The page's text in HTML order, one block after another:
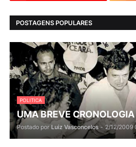
POSTAGENS POPULARES
POLITICA
UMA BREVE CRONOLOGIA
Postado por Luiz Vasconcelos - 2/12/2009